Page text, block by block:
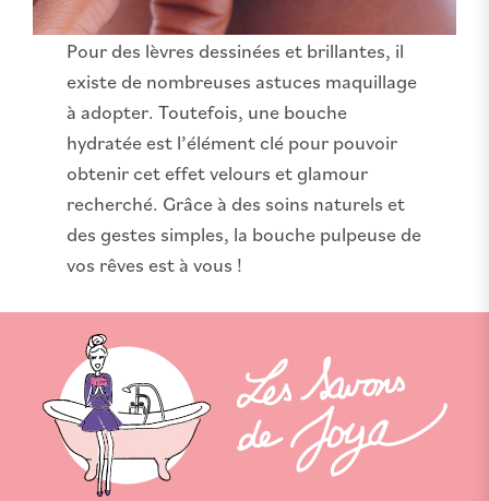
Pour des lèvres dessinées et brillantes, il
existe de nombreuses astuces maquillage
à adopter. Toutefois, une bouche
hydratée est l’élément clé pour pouvoir
obtenir cet effet velours et glamour
recherché. Grâce à des soins naturels et
des gestes simples, la bouche pulpeuse de
vos rêves est à vous !